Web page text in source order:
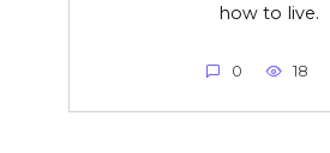
how to live.
0 18